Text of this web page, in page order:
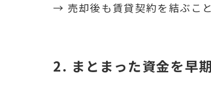
→ 売却後も賃貸契約を結ぶこ
2. まとまった資金を早